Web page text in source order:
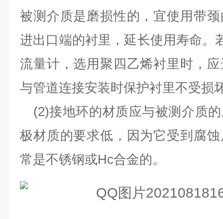
被测介质是磨损性的，宜使用带
进出口端的衬里，延长使用寿命。
流量计，选用聚四乙烯衬里时，
与管道连接安装时保护衬里不受损
(2)接地环的材质应与被测介质
极材质的要求低，因为它受到腐
常是不锈钢或Hc合金的。